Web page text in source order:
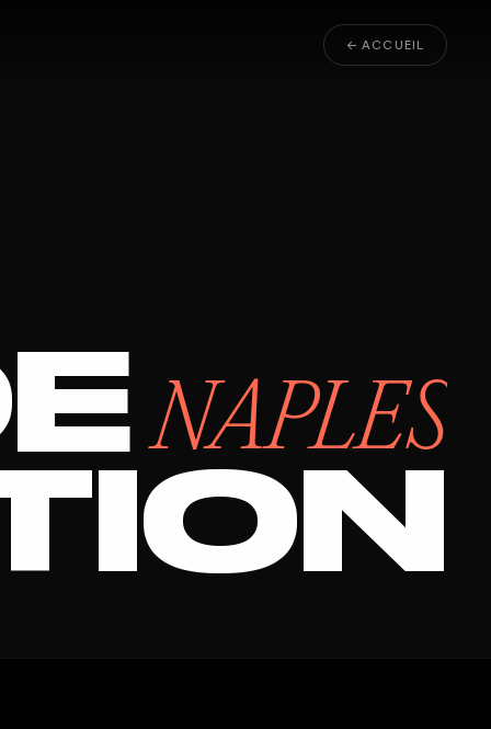
← ACCUEIL
NAPLES